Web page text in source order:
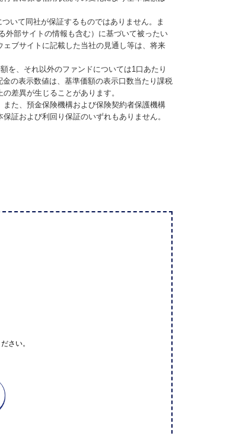
いて同社が保証するものではありません。ま
外部サイトの情報も含む）に基づいて被ったい
ブサイトに記載した当社の見通し等は、将来
を、それ以外のファンドについては1口あたり
の表示数値は、基準価額の表示口数当たり課税
差異が生じることがあります。
た、預金保険機構および保険契約者保護機構
証および利回り保証のいずれもありません。
さい。